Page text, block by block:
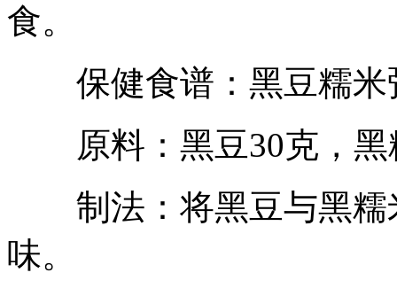
食。
保健食谱：黑豆糯米
原料：黑豆30克，黑
制法：将黑豆与黑糯
味。